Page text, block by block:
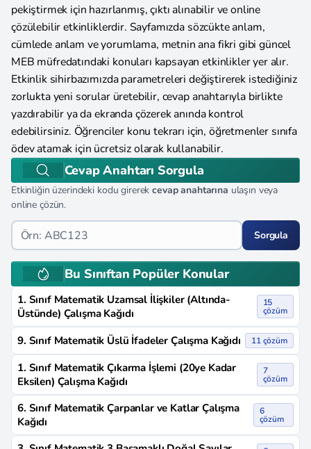
pekiştirmek için hazırlanmış, çıktı alınabilir ve online
çözülebilir etkinliklerdir. Sayfamızda sözcükte anlam,
cümlede anlam ve yorumlama, metnin ana fikri gibi güncel
MEB müfredatındaki konuları kapsayan etkinlikler yer alır.
Etkinlik sihirbazımızda parametreleri değiştirerek istediğiniz
zorlukta yeni sorular üretebilir, cevap anahtarıyla birlikte
yazdırabilir ya da ekranda çözerek anında kontrol
edebilirsiniz. Öğrenciler konu tekrarı için, öğretmenler sınıfa
ödev atamak için ücretsiz olarak kullanabilir.
Cevap Anahtarı Sorgula
Etkinliğin üzerindeki kodu girerekcevap anahtarına ulaşın veya
online çözün.
Sorgula
Bu Sınıftan Popüler Konular
1. Sınıf Matematik Uzamsal İlişkiler (Altında-
Üstünde) Çalışma Kağıdı
15
çözüm
9. Sınıf Matematik Üslü İfadeler Çalışma Kağıdı 11 çözüm
1. Sınıf Matematik Çıkarma İşlemi (20ye Kadar
Eksilen) Çalışma Kağıdı
7
çözüm
6. Sınıf Matematik Çarpanlar ve Katlar Çalışma
Kağıdı
6
çözüm